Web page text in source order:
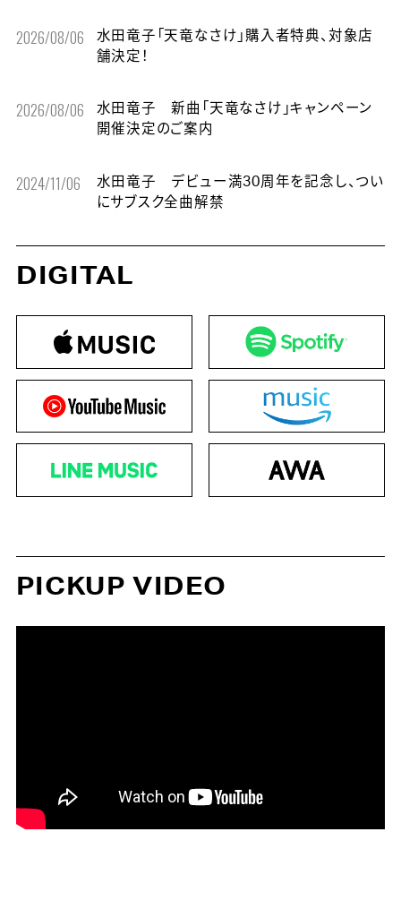
2026/08/06
水田竜子「天竜なさけ」購入者特典、対象店
舗決定！
2026/08/06
水田竜子 新曲「天竜なさけ」キャンペーン
開催決定のご案内
2024/11/06
水田竜子 デビュー満30周年を記念し、つい
にサブスク全曲解禁
DIGITAL
PICKUP VIDEO